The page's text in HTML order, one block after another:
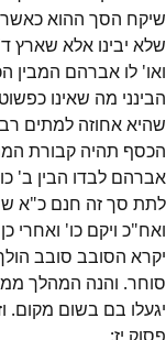
שיקח הסך ההוא כאשר
שלא יבינו אלא שארץ
ואו' לו אברהם המבין
הבינני מה שאינו
שהיא אחוזה למתים
הכסף תהיה קבורת
אברהם לבדו הבין ב'
לתת סך זה חנם כ"א
ואח"כ ויקם כו' ואחרי
יקרא הסובב סובב
סוחר. והנה המהלך
יגעלו בם בשום מקום.